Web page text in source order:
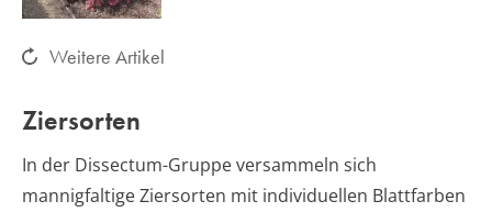
Weitere Artikel
Ziersorten
In der Dissectum-Gruppe versammeln sich
mannigfaltige Ziersorten mit individuellen Blattfarben